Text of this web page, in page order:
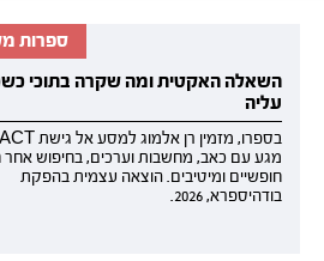
ספרות
השאלה האקטית ומה שקרה בתוכי
עליה
מגע עם כאב, מחשבות וערכים, בחיפוש אחר
חופשיים ומיטיבים. הוצאה עצמית בהפקת
בודהיספרא, 2026.